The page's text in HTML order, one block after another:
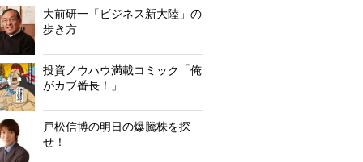
大前研一「ビジネス新大陸」の
歩き方
投資ノウハウ満載コミック「俺
がカブ番長！」
戸松信博の明日の爆騰株を探
せ！